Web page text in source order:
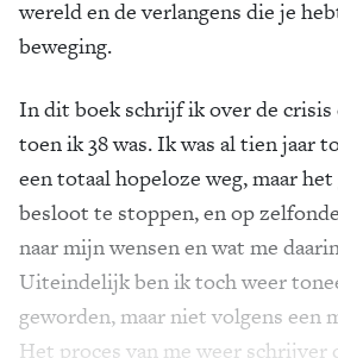
wereld en de verlangens die je
beweging.
In dit boek schrijf ik over de crisis
toen ik 38 was. Ik was al tien jaar
een totaal hopeloze weg, maar
besloot te stoppen, en op
naar mijn wensen en wat me
Uiteindelijk ben ik toch weer
geworden, maar niet volgens een
Het proces van me weer schrijver